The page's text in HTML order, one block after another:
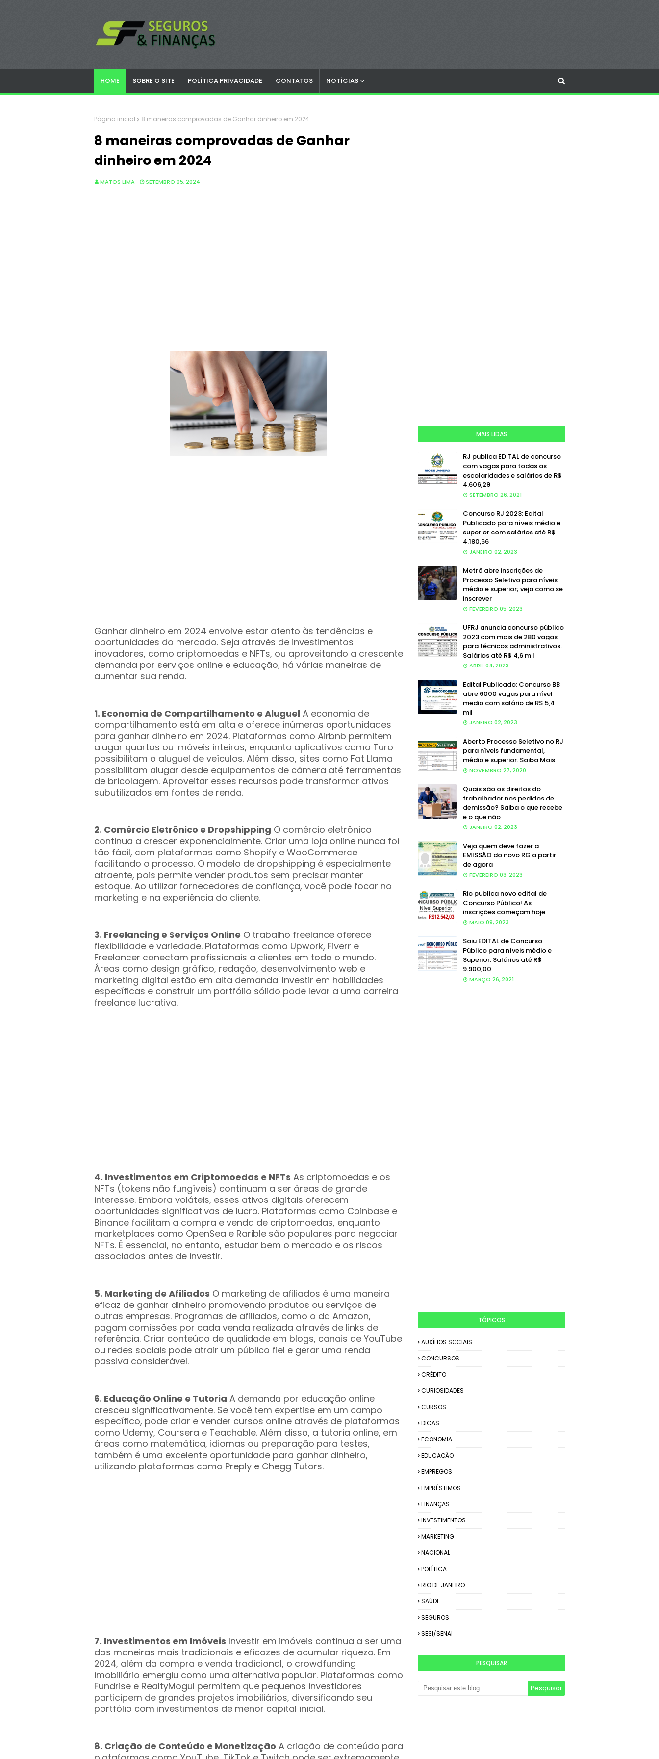
HOME SOBRE O SITE POLÍTICA PRIVACIDADE CONTATOS NOTÍCIAS
Página inicial 8 maneiras comprovadas de Ganhar dinheiro em 2024
8 maneiras comprovadas de Ganhar
dinheiro em 2024
MATOS LIMA SETEMBRO 05, 2024
Ganhar dinheiro em 2024 envolve estar atento às tendências e
oportunidades do mercado. Seja através de investimentos
inovadores, como criptomoedas e NFTs, ou aproveitando a crescente
demanda por serviços online e educação, há várias maneiras de
aumentar sua renda.
1. Economia de Compartilhamento e Aluguel A economia de
compartilhamento está em alta e oferece inúmeras oportunidades
para ganhar dinheiro em 2024. Plataformas como Airbnb permitem
alugar quartos ou imóveis inteiros, enquanto aplicativos como Turo
possibilitam o aluguel de veículos. Além disso, sites como Fat Llama
possibilitam alugar desde equipamentos de câmera até ferramentas
de bricolagem. Aproveitar esses recursos pode transformar ativos
subutilizados em fontes de renda.
2. Comércio Eletrônico e Dropshipping O comércio eletrônico
continua a crescer exponencialmente. Criar uma loja online nunca foi
tão fácil, com plataformas como Shopify e WooCommerce
facilitando o processo. O modelo de dropshipping é especialmente
atraente, pois permite vender produtos sem precisar manter
estoque. Ao utilizar fornecedores de confiança, você pode focar no
marketing e na experiência do cliente.
3. Freelancing e Serviços Online O trabalho freelance oferece
flexibilidade e variedade. Plataformas como Upwork, Fiverr e
Freelancer conectam profissionais a clientes em todo o mundo.
Áreas como design gráfico, redação, desenvolvimento web e
marketing digital estão em alta demanda. Investir em habilidades
específicas e construir um portfólio sólido pode levar a uma carreira
freelance lucrativa.
4. Investimentos em Criptomoedas e NFTs As criptomoedas e os
NFTs (tokens não fungíveis) continuam a ser áreas de grande
interesse. Embora voláteis, esses ativos digitais oferecem
oportunidades significativas de lucro. Plataformas como Coinbase e
Binance facilitam a compra e venda de criptomoedas, enquanto
marketplaces como OpenSea e Rarible são populares para negociar
NFTs. É essencial, no entanto, estudar bem o mercado e os riscos
associados antes de investir.
5. Marketing de Afiliados O marketing de afiliados é uma maneira
eficaz de ganhar dinheiro promovendo produtos ou serviços de
outras empresas. Programas de afiliados, como o da Amazon,
pagam comissões por cada venda realizada através de links de
referência. Criar conteúdo de qualidade em blogs, canais de YouTube
ou redes sociais pode atrair um público fiel e gerar uma renda
passiva considerável.
6. Educação Online e Tutoria A demanda por educação online
cresceu significativamente. Se você tem expertise em um campo
específico, pode criar e vender cursos online através de plataformas
como Udemy, Coursera e Teachable. Além disso, a tutoria online, em
áreas como matemática, idiomas ou preparação para testes,
também é uma excelente oportunidade para ganhar dinheiro,
utilizando plataformas como Preply e Chegg Tutors.
7. Investimentos em Imóveis Investir em imóveis continua a ser uma
das maneiras mais tradicionais e eficazes de acumular riqueza. Em
2024, além da compra e venda tradicional, o crowdfunding
imobiliário emergiu como uma alternativa popular. Plataformas como
Fundrise e RealtyMogul permitem que pequenos investidores
participem de grandes projetos imobiliários, diversificando seu
portfólio com investimentos de menor capital inicial.
8. Criação de Conteúdo e Monetização A criação de conteúdo para
MAIS LIDAS
RJ publica EDITAL de concurso
com vagas para todas as
escolaridades e salários de R$
4.606,29
SETEMBRO 26, 2021
Concurso RJ 2023: Edital
Publicado para níveis médio e
superior com salários até R$
4.180,66
JANEIRO 02, 2023
Metrô abre inscrições de
Processo Seletivo para níveis
médio e superior; veja como se
inscrever
FEVEREIRO 05, 2023
UFRJ anuncia concurso público
2023 com mais de 280 vagas
para técnicos administrativos.
Salários até R$ 4,6 mil
ABRIL 04, 2023
Edital Publicado: Concurso BB
abre 6000 vagas para nível
medio com salário de R$ 5,4
mil
JANEIRO 02, 2023
Aberto Processo Seletivo no RJ
para níveis fundamental,
médio e superior. Saiba Mais
NOVEMBRO 27, 2020
Quais são os direitos do
trabalhador nos pedidos de
demissão? Saiba o que recebe
e o que não
JANEIRO 02, 2023
Veja quem deve fazer a
EMISSÃO do novo RG a partir
de agora
FEVEREIRO 03, 2023
Rio publica novo edital de
Concurso Público! As
inscrições começam hoje
MAIO 09, 2023
Saiu EDITAL de Concurso
Público para níveis médio e
Superior. Salários até R$
9.900,00
MARÇO 26, 2021
TÓPICOS
AUXÍLIOS SOCIAIS
CONCURSOS
CRÉDITO
CURIOSIDADES
CURSOS
DICAS
ECONOMIA
EDUCAÇÃO
EMPREGOS
EMPRÉSTIMOS
FINANÇAS
INVESTIMENTOS
MARKETING
NACIONAL
POLÍTICA
RIO DE JANEIRO
SAÚDE
SEGUROS
SESI/SENAI
PESQUISAR